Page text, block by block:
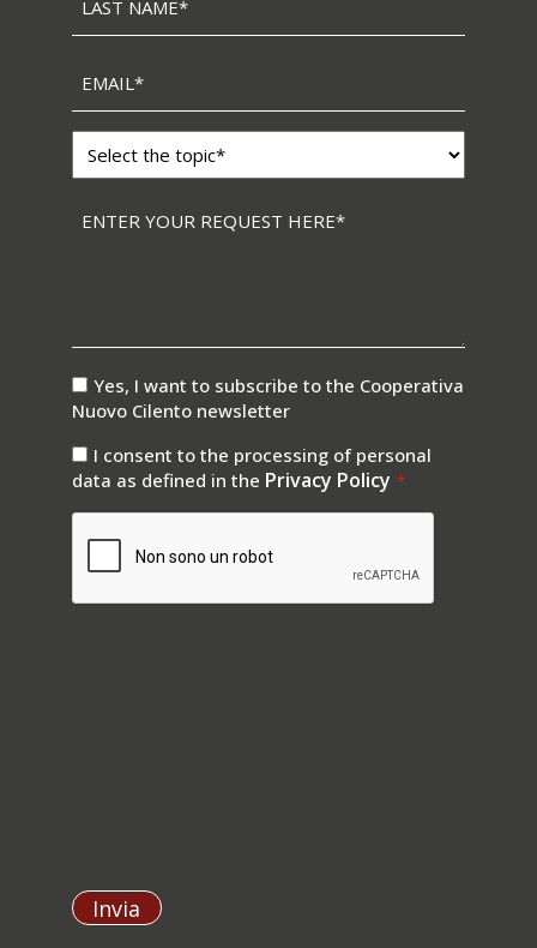
name *
Topic
Messaggio *
consenso
newsletter
Yes, I want to subscribe to the Cooperativa
Nuovo Cilento newsletter
consenso
privay*
I consent to the processing of personal
data as defined in the Privacy Policy *
Invia